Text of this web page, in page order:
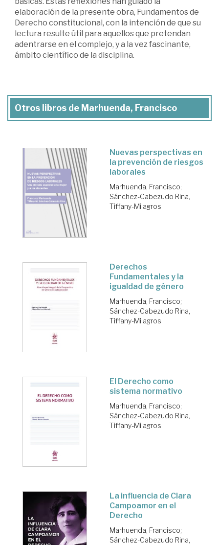
elaboración de la presente obra, Fundamentos de
Derecho constitucional, con la intención de que su
lectura resulte útil para aquellos que pretendan
adentrarse en el complejo, y a la vez fascinante,
ámbito científico de la disciplina.
Otros libros de Marhuenda, Francisco
Nuevas perspectivas en
la prevención de riesgos
laborales
Marhuenda, Francisco;
Sánchez-Cabezudo Rina,
Tiffany-Milagros
Derechos
Fundamentales y la
igualdad de género
Marhuenda, Francisco;
Sánchez-Cabezudo Rina,
Tiffany-Milagros
El Derecho como
sistema normativo
Marhuenda, Francisco;
Sánchez-Cabezudo Rina,
Tiffany-Milagros
La influencia de Clara
Campoamor en el
Derecho
Marhuenda, Francisco;
Sánchez-Cabezudo Rina,